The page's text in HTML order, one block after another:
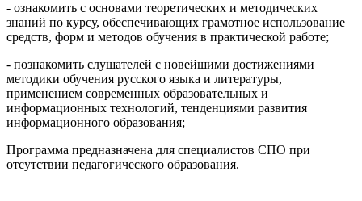
- ознакомить с основами теоретических и методических
знаний по курсу, обеспечивающих грамотное использование
средств, форм и методов обучения в практической работе;
- познакомить слушателей с новейшими достижениями
методики обучения русского языка и литературы,
применением современных образовательных и
информационных технологий, тенденциями развития
информационного образования;
Программа предназначена для специалистов СПО при
отсутствии педагогического образования.